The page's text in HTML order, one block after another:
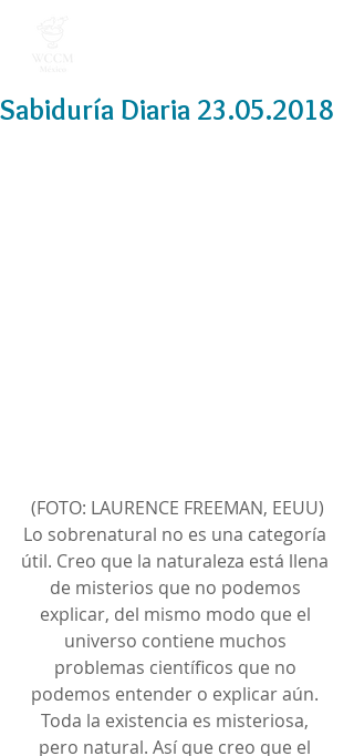
Sabiduría Diaria 23.05.2018
(FOTO: LAURENCE FREEMAN, EEUU)
Lo sobrenatural no es una categoría
útil. Creo que la naturaleza está llena
de misterios que no podemos
explicar, del mismo modo que el
universo contiene muchos
problemas científicos que no
podemos entender o explicar aún.
Toda la existencia es misteriosa,
pero natural. Así que creo que el